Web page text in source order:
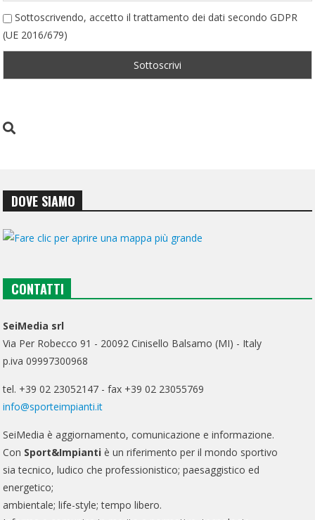
Sottoscrivendo, accetto il trattamento dei dati secondo GDPR
(UE 2016/679)
DOVE SIAMO
CONTATTI
SeiMedia srl
Via Per Robecco 91 - 20092 Cinisello Balsamo (MI) - Italy
p.iva 09997300968
tel. +39 02 23052147 - fax +39 02 23055769
info@sporteimpianti.it
SeiMedia è aggiornamento, comunicazione e informazione.
Con Sport&Impianti è un riferimento per il mondo sportivo
sia tecnico, ludico che professionistico; paesaggistico ed
energetico;
ambientale; life-style; tempo libero.